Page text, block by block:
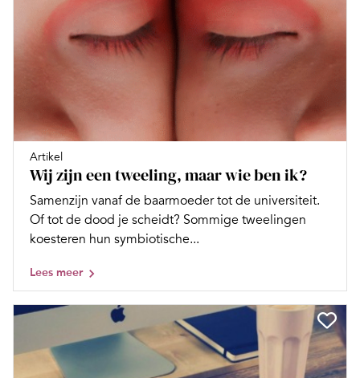
Artikel
Wij zijn een tweeling, maar wie ben ik?
Samenzijn vanaf de baarmoeder tot de universiteit.
Of tot de dood je scheidt? Sommige tweelingen
koesteren hun symbiotische...
Lees meer